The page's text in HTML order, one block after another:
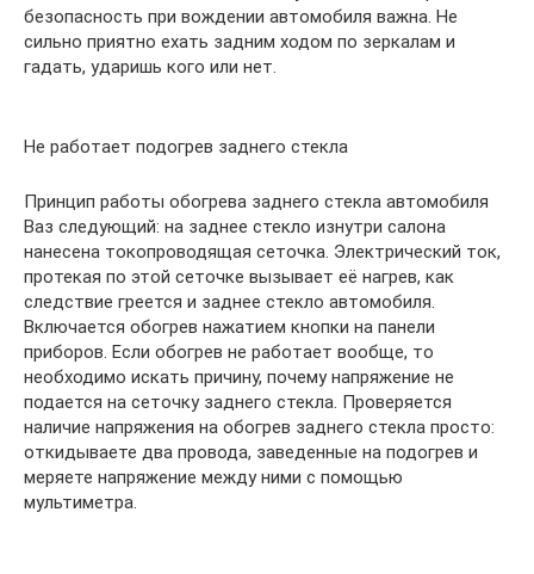
безопасность при вождении автомобиля важна. Не
сильно приятно ехать задним ходом по зеркалам и
гадать, ударишь кого или нет.
Не работает подогрев заднего стекла
Принцип работы обогрева заднего стекла автомобиля
Ваз следующий: на заднее стекло изнутри салона
нанесена токопроводящая сеточка. Электрический ток,
протекая по этой сеточке вызывает её нагрев, как
следствие греется и заднее стекло автомобиля.
Включается обогрев нажатием кнопки на панели
приборов. Если обогрев не работает вообще, то
необходимо искать причину, почему напряжение не
подается на сеточку заднего стекла. Проверяется
наличие напряжения на обогрев заднего стекла просто:
откидываете два провода, заведенные на подогрев и
меряете напряжение между ними с помощью
мультиметра.